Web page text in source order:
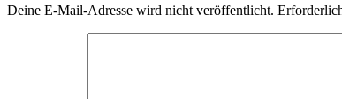
Deine E-Mail-Adresse wird nicht veröffentlicht.